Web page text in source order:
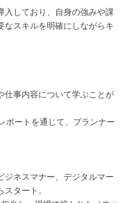
入しており、自身の強みや課
なスキルを明確にしながらキ
仕事内容について学ぶことが
ポートを通じて、プランナー
ジネスマナー、デジタルマー
タート。